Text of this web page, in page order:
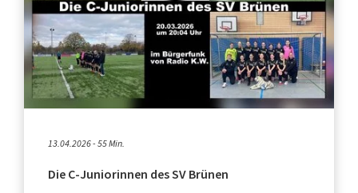
13.04.2026 - 55 Min.
Die C-Juniorinnen des SV Brünen